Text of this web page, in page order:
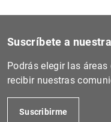
Suscríbete a
Podrás elegir las
recibir nuestras
Suscribirme